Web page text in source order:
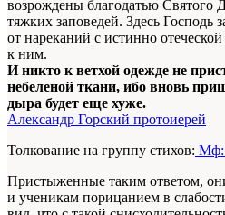
возрождены благодатью Святого
тяжких заповедей. Здесь Господь
от нареканий с истинно
к ним.
И никто к ветхой одежде не
небеленой ткани, ибо вновь
дыра будет еще хуже.
Александр Горский протоиерей
Толкование на группу стихов: Мф:
Пристыженные таким ответом,
и ученикам порицанием в